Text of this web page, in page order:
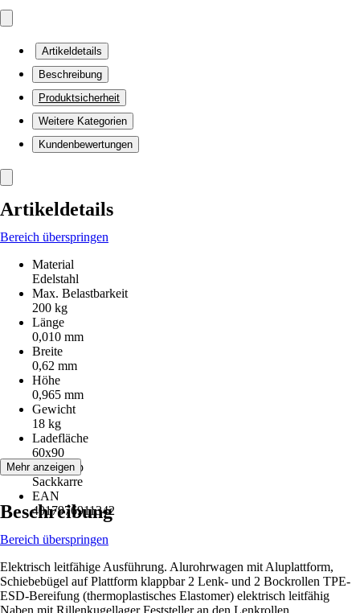
Artikeldetails
Beschreibung
Produktsicherheit
Weitere Kategorien
Kundenbewertungen
Artikeldetails
Bereich überspringen
Material
Edelstahl
Max. Belastbarkeit
200 kg
Länge
0,010 mm
Breite
0,62 mm
Höhe
0,965 mm
Gewicht
18 kg
Ladefläche
60x90
Artikeltyp
Sackkarre
EAN
4017976911342
Mehr anzeigen
Beschreibung
Bereich überspringen
Elektrisch leitfähige Ausführung. Alurohrwagen mit Aluplattform,
Schiebebügel auf Plattform klappbar 2 Lenk- und 2 Bockrollen TPE-
ESD-Bereifung (thermoplastisches Elastomer) elektrisch leitfähig
Naben mit Rillenkugellager Feststeller an den Lenkrollen